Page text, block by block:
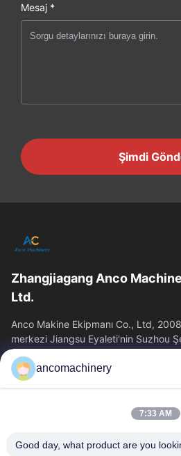
Mesaj *
Şimdi
Zhangjiagang Anco
Ltd.
Anco Makine Ekipmanı Co., Ltd,
merkezi Jiangsu Eyaleti'nin Suzhou
Şehri'nde yer almaktadır.
Hızlı Bağlantılar
Fabrika Turu
ancomachinery
7:33 AM
Good day, what product are you